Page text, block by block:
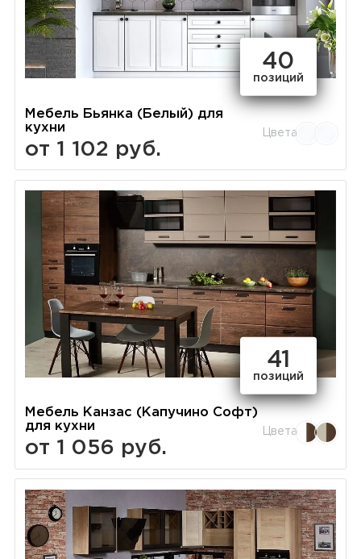
40
позиций
Мебель Бьянка (Белый) для
кухни
от 1 102 руб.
Цвета
41
позиций
Мебель Канзас (Капучино Софт)
для кухни
от 1 056 руб.
Цвета